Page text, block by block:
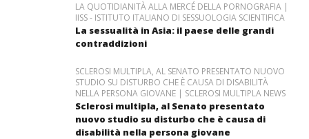
LA QUOTIDIANITÀ ALLA MERCÉ DELLA PORNOGRAFIA |
IISS - ISTITUTO ITALIANO DI SESSUOLOGIA SCIENTIFICA
La sessualità in Asia: il paese delle grandi
contraddizioni
SCLEROSI MULTIPLA, AL SENATO PRESENTATO NUOVO
STUDIO SU DISTURBO CHE È CAUSA DI DISABILITÀ
NELLA PERSONA GIOVANE | SCLEROSI MULTIPLA NEWS
Sclerosi multipla, al Senato presentato
nuovo studio su disturbo che è causa di
disabilità nella persona giovane